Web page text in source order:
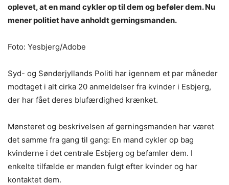
oplevet, at en mand cykler op til dem og beføler dem. Nu
mener politiet have anholdt gerningsmanden.
Foto: Yesbjerg/Adobe
Syd- og Sønderjyllands Politi har igennem et par måneder
modtaget i alt cirka 20 anmeldelser fra kvinder i Esbjerg,
der har fået deres blufærdighed krænket.
Mønsteret og beskrivelsen af gerningsmanden har været
det samme fra gang til gang: En mand cykler op bag
kvinderne i det centrale Esbjerg og befamler dem. I
enkelte tilfælde er manden fulgt efter kvinder og har
kontaktet dem.